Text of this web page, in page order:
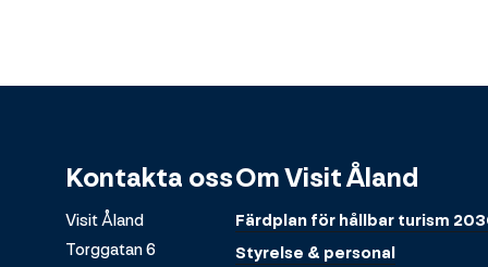
Kontakta oss
Visit Åland
Torggatan 6
Om Visit Åland
Färdplan för hållbar turism
Styrelse & personal